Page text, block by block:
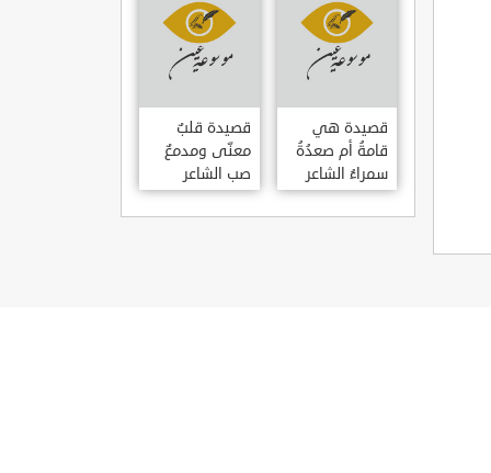
قصيدة هي
قامةُ أم صعدُةُ
سمراءُ الشاعر
سيف الدين
المشد
قصيدة قلبٌ
معنّى ومدمعٌ
صب الشاعر
سيف الدين
المشد